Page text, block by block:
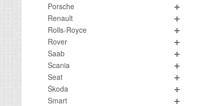
Porsche
Renault
Rolls-Royce
Rover
Saab
Scania
Seat
Škoda
Smart